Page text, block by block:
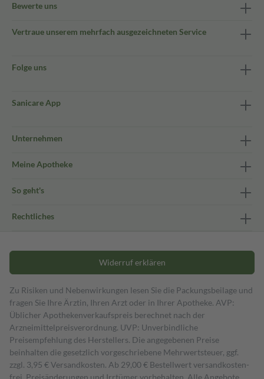
Bewerte uns
Vertraue unserem mehrfach ausgezeichneten Service
Folge uns
Sanicare App
Unternehmen
Meine Apotheke
So geht's
Rechtliches
Widerruf erklären
Zu Risiken und Nebenwirkungen lesen Sie die Packungsbeilage und
fragen Sie Ihre Ärztin, Ihren Arzt oder in Ihrer Apotheke. AVP:
Üblicher Apothekenverkaufspreis berechnet nach der
Arzneimittelpreisverordnung. UVP: Unverbindliche
Preisempfehlung des Herstellers. Die angegebenen Preise
beinhalten die gesetzlich vorgeschriebene Mehrwertsteuer, ggf.
zzgl. 3,95 € Versandkosten. Ab 29,00 € Bestell­wert versand­kosten­
frei. Preisänderungen und Irrtümer vorbehalten. Alle Angebote